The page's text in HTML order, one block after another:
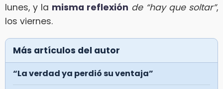
lunes, y la misma reflexión de “hay que soltar”,
los viernes.
Más artículos del autor
“La verdad ya perdió su ventaja”